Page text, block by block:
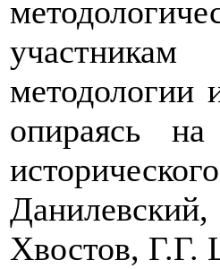
методологии
опираясь
Хвостов, Г.Г.